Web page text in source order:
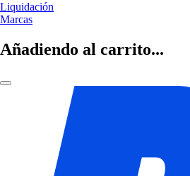
Liquidación
Marcas
Añadiendo al carrito...